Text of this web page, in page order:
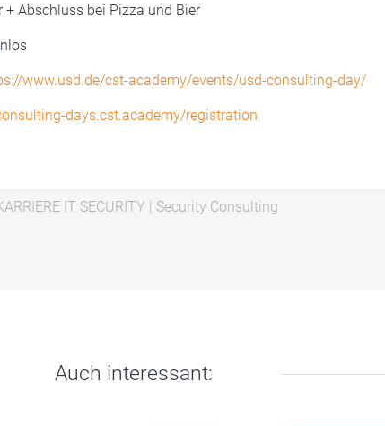
+ Abschluss bei Pizza und Bier
www.usd.de/cst-academy/events/usd-consulting-day/
days.cst.academy/registration
IT SECURITY | Security Consulting
Auch interessant: